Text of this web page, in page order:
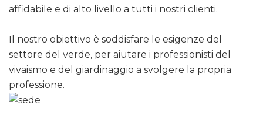
affidabile e di alto livello a tutti i nostri clienti.
Il nostro obiettivo è soddisfare le esigenze del
settore del verde, per aiutare i professionisti del
vivaismo e del giardinaggio a svolgere la propria
professione.